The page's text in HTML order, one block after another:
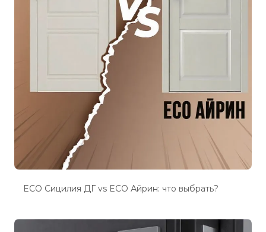
ECO Сицилия ДГ vs ECO Айрин: что выбрать?